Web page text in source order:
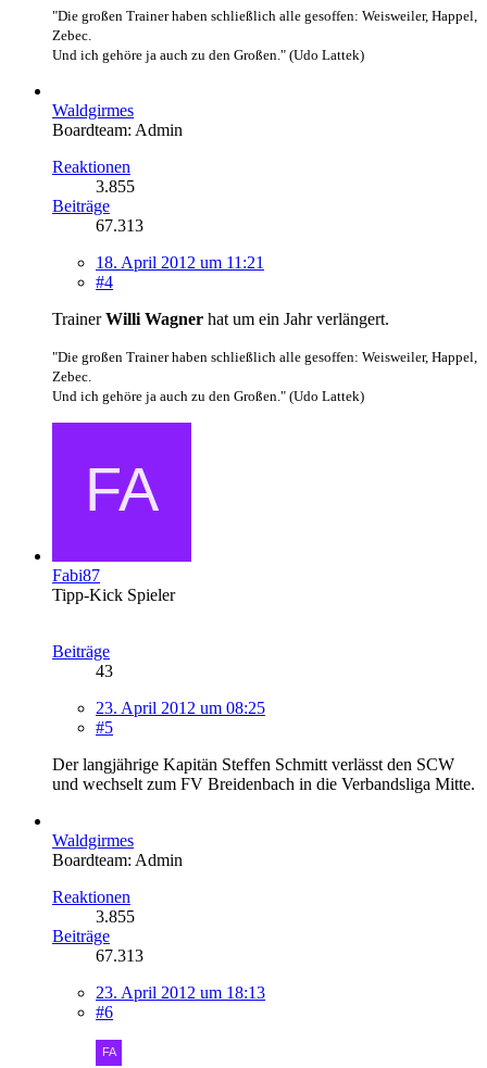
"Die großen Trainer haben schließlich alle gesoffen: Weisweiler, Happel,
Zebec.
Und ich gehöre ja auch zu den Großen." (Udo Lattek)
Waldgirmes
Boardteam: Admin
Reaktionen
3.855
Beiträge
67.313
18. April 2012 um 11:21
#4
TrainerWilli Wagner hat um ein Jahr verlängert.
"Die großen Trainer haben schließlich alle gesoffen: Weisweiler, Happel,
Zebec.
Und ich gehöre ja auch zu den Großen." (Udo Lattek)
Fabi87
Tipp-Kick Spieler
Beiträge
43
23. April 2012 um 08:25
#5
Der langjährige Kapitän Steffen Schmitt verlässt den SCW
und wechselt zum FV Breidenbach in die Verbandsliga Mitte.
Waldgirmes
Boardteam: Admin
Reaktionen
3.855
Beiträge
67.313
23. April 2012 um 18:13
#6